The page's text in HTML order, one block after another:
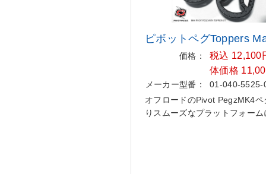
ピボットペグToppers
価格：
税込 12,100
体価格
メーカー型番：
01-040-5525-
オフロードのPivot PegzMK4ペ
りスムーズなプラットフォーム